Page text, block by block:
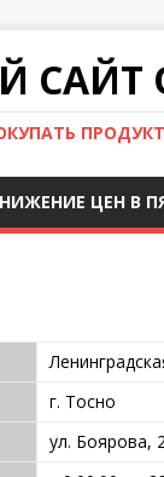
ЦЕН В
г. Тосно
ул. Боярова,